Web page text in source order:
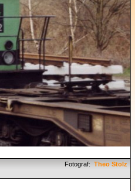
Fotograf: Theo Stolz